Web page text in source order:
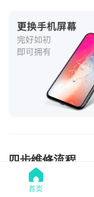
四步维修流程
首页